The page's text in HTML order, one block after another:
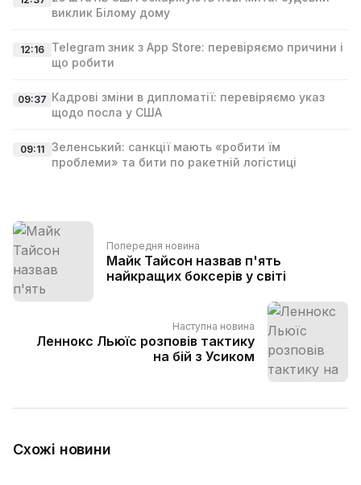
виклик Білому дому
12:16
Telegram зник з App Store: перевіряємо причини і
що робити
09:37 Кадрові зміни в дипломатії: перевіряємо указ
щодо посла у США
09:11 Зеленський: санкції мають «робити їм
проблеми» та бити по ракетній логістиці
Попередня новина
Майк Тайсон назвав п'ять
найкращих боксерів у світі
Наступна новина
Леннокс Льюїс розповів тактику
на бій з Усиком
Схожі новини